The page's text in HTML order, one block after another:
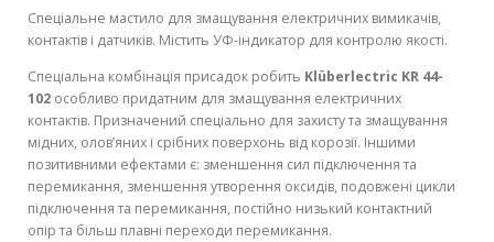
Спеціальне мастило для змащування електричних вимикачів,
контактів і датчиків. Містить УФ-індикатор для контролю якості.
Спеціальна комбінація присадок робить Klüberlectric KR 44-
102 особливо придатним для змащування електричних
контактів. Призначений спеціально для захисту та змащування
мідних, олов’яних і срібних поверхонь від корозії. Іншими
позитивними ефектами є: зменшення сил підключення та
перемикання, зменшення утворення оксидів, подовжені цикли
підключення та перемикання, постійно низький контактний
опір та більш плавні переходи перемикання.